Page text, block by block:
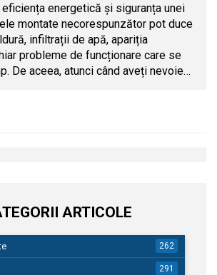
energetică și siguranța unei
montate necorespunzător pot duce
infiltrații de apă, apariția
probleme de funcționare care se
De aceea, atunci când aveți nevoie…
ARTICOLE
262
291